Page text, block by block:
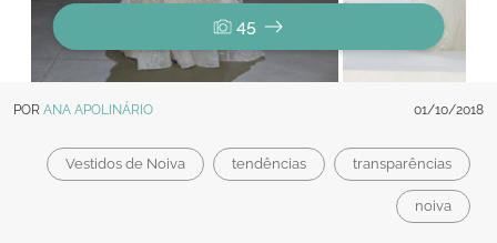
45
POR ANA APOLINÁRIO 01/10/2018
Vestidos de Noiva tendências transparências
noiva